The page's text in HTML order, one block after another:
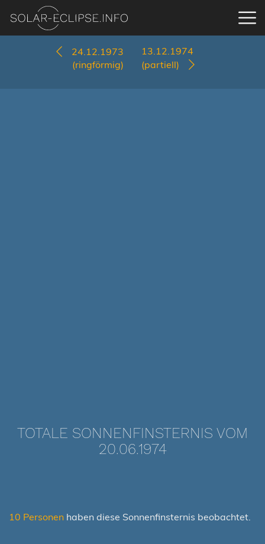
24.12.1973
(ringförmig)
13.12.1974
(partiell)
TOTALE SONNENFINSTERNIS VOM
20.06.1974
10 Personen haben diese Sonnenfinsternis beobachtet.